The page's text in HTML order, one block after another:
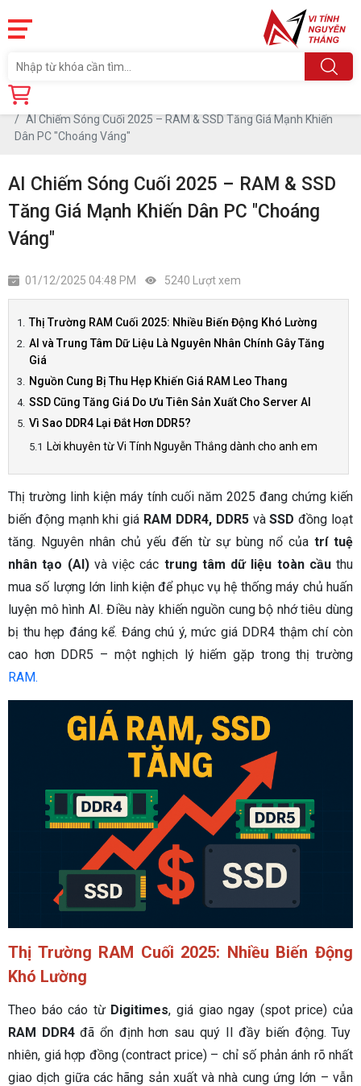
Trang chủ
AI Chiếm Sóng Cuối 2025 – RAM & SSD Tăng Giá Mạnh Khiến
Dân PC "Choáng Váng"
AI Chiếm Sóng Cuối 2025 – RAM & SSD
Tăng Giá Mạnh Khiến Dân PC "Choáng
Váng"
01/12/2025 04:48 PM 5240 Lượt xem
Thị Trường RAM Cuối 2025: Nhiều Biến Động Khó Lường
AI và Trung Tâm Dữ Liệu Là Nguyên Nhân Chính Gây Tăng
Giá
Nguồn Cung Bị Thu Hẹp Khiến Giá RAM Leo Thang
SSD Cũng Tăng Giá Do Ưu Tiên Sản Xuất Cho Server AI
Vì Sao DDR4 Lại Đắt Hơn DDR5?
Lời khuyên từ Vi Tính Nguyễn Thắng dành cho anh em
Thị trường linh kiện máy tính cuối năm 2025 đang chứng kiến
biến động mạnh khi giá RAM DDR4, DDR5 vàSSD đồng loạt
tăng. Nguyên nhân chủ yếu đến từ sự bùng nổ củatrí tuệ
nhân tạo (AI)và việc các trung tâm dữ liệu toàn cầu thu
mua số lượng lớn linh kiện để phục vụ hệ thống máy chủ huấn
luyện mô hình AI. Điều này khiến nguồn cung bộ nhớ tiêu dùng
bị thu hẹp đáng kể. Đáng chú ý, mức giá DDR4 thậm chí còn
cao hơn DDR5 – một nghịch lý hiếm gặp trong thị trường
RAM.
Thị Trường RAM Cuối 2025: Nhiều Biến Động
Khó Lường
Theo báo cáo từ Digitimes, giá giao ngay (spot price) của
RAM DDR4đã ổn định hơn sau quý II đầy biến động. Tuy
nhiên, giá hợp đồng (contract price) – chỉ số phản ánh rõ nhất
giao dịch giữa các hãng sản xuất và nhà cung ứng lớn – vẫn